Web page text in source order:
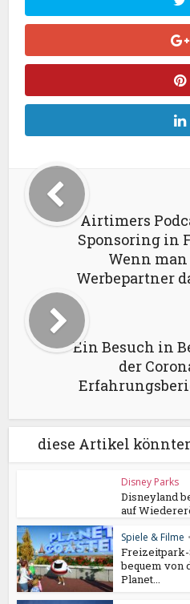
Airtimers
Sponsoring in
Wenn
Werbepartner
Ein Besuch in
der
diese Artikel
Disney Parks
Disneyland
auf
Spiele & Filme •
Freizeitpark-
bequem von
Planet...